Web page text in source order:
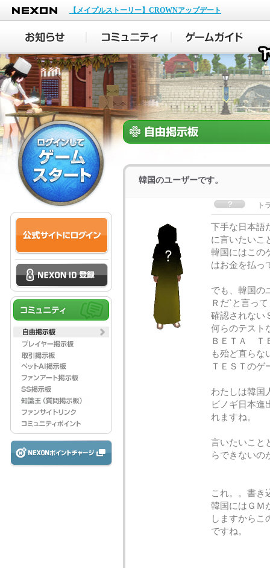
NEXON
【メイプルストーリー】CROWNアップデート
韓国のユーザーです。
ト
下手な日本語
に言いたいこ
韓国にはこ
はお金を払っ
でも、韓国
Ｒだ`と言っ
確認されない
何らのテスト
ＢＥＴＡ Ｔ
も殆ど直ら
ＴＥＳＴのゲ
わたしは韓国
ビノギ日本進
れますね。
言いたいこと
らできないの
これ。。書き
韓国にはＧＭ
しますからこ
ですね。